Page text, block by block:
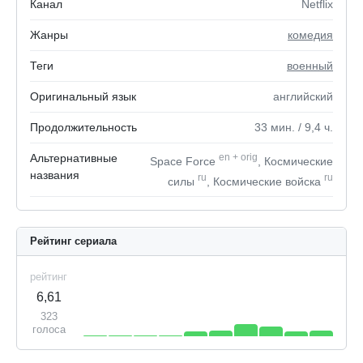
Канал Netflix
Жанры комедия
Теги военный
Оригинальный язык английский
Продолжительность 33 мин. / 9,4 ч.
Альтернативные
названия
Space Force en + orig
, Космические
силы ru , Космические войска ru
Рейтинг сериала
рейтинг
6,61
323
голоса